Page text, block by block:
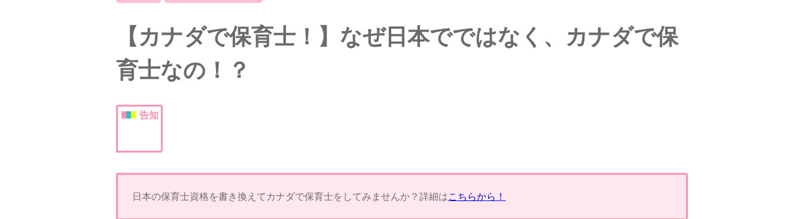
【カナダで保育士！】なぜ日本でではなく、カナダで保
育士なの！？
告知
日本の保育士資格を書き換えてカナダで保育士をしてみませんか？詳細はこちらから！